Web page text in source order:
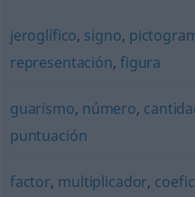
jeroglífico, signo,
representación, figura
guarismo, número,
puntuación
factor, multiplicador,